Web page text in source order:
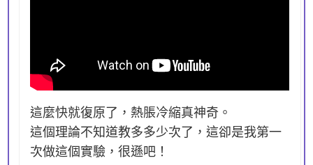
這麼快就復原了，熱脹冷縮真神奇。
這個理論不知道教多多少次了，這卻是我第一
次做這個實驗，很遜吧！